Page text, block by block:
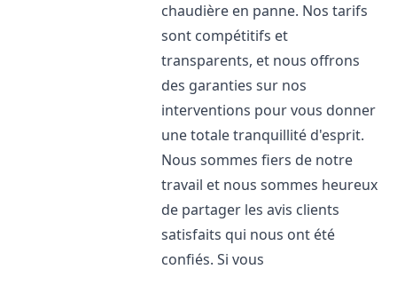
chaudière en panne. Nos tarifs
sont compétitifs et
transparents, et nous offrons
des garanties sur nos
interventions pour vous donner
une totale tranquillité d'esprit.
Nous sommes fiers de notre
travail et nous sommes heureux
de partager les avis clients
satisfaits qui nous ont été
confiés. Si vous